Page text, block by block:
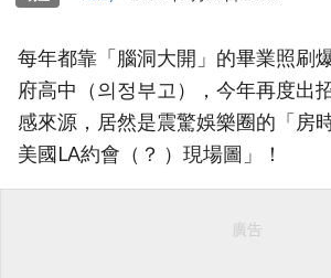
每年都靠「腦洞大開」的畢業照刷
府高中（의정부고），今年再度出
感來源，居然是震驚娛樂圈的「房
美國LA約會（？ ）現場圖」！
廣告